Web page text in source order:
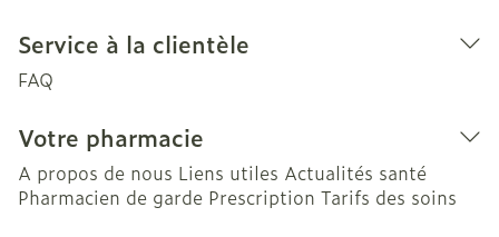
Service à la clientèle
FAQ
Votre pharmacie
A propos de nous Liens utiles Actualités santé
Pharmacien de garde Prescription Tarifs des soins